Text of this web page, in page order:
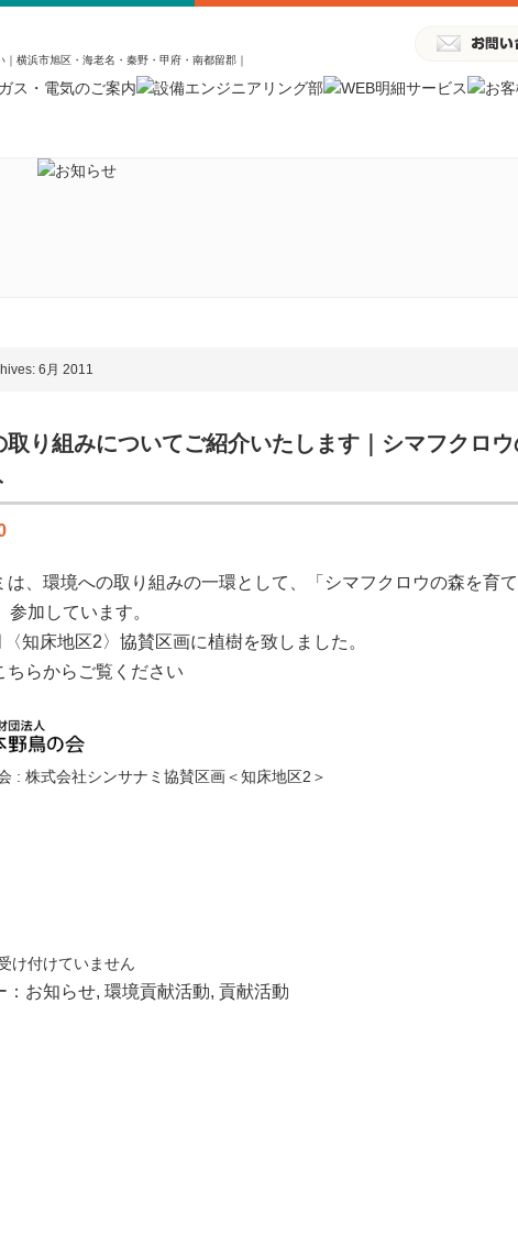
横浜市旭区・海老名・秦野・甲府・南都留郡｜
6月 2011
取り組みについてご紹介いたします｜シマフクロ
は、環境への取り組みの一環として、「シマフクロウの森を育
参加しています。
知床地区2〉協賛区画に植樹を致しました。
ちらからご覧ください
: 株式会社シンサナミ協賛区画＜知床地区2＞
け付けていません
お知らせ, 環境貢献活動, 貢献活動